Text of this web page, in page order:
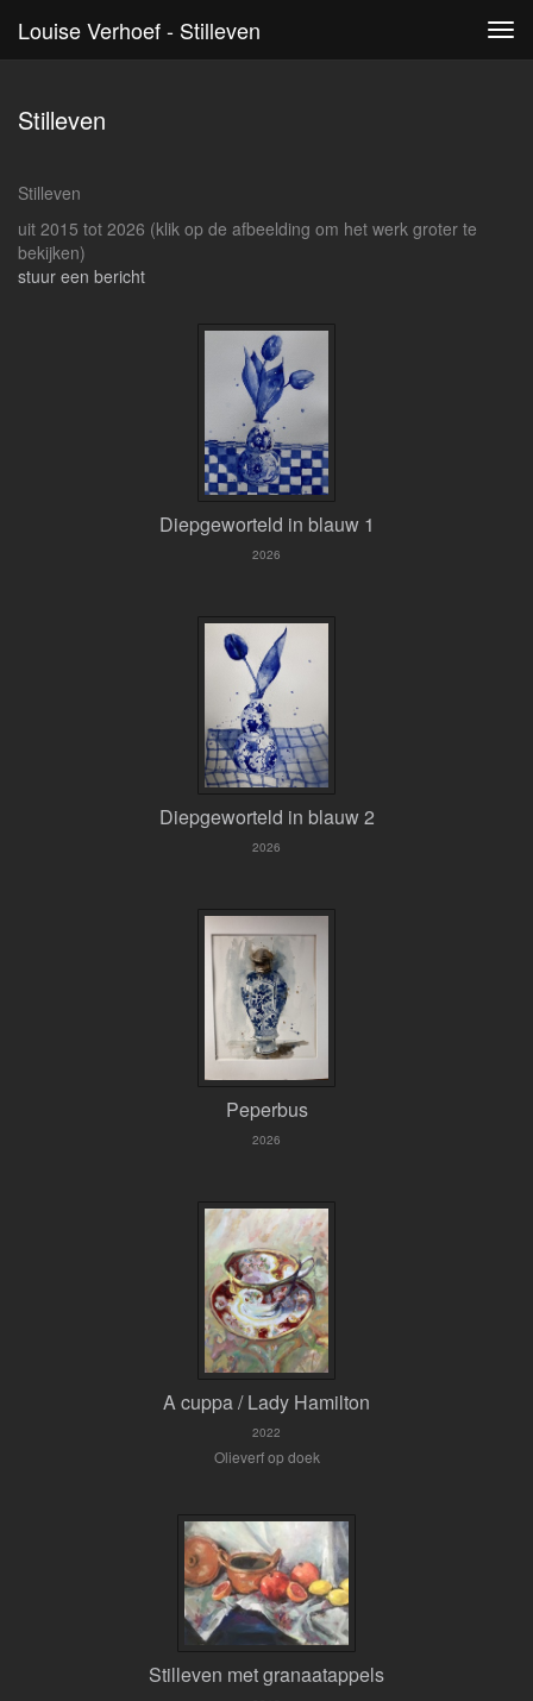
Louise Verhoef - Stilleven
Stilleven
Stilleven
uit 2015 tot 2026 (klik op de afbeelding om het werk groter te
bekijken)
stuur een bericht
Diepgeworteld in blauw 1
2026
Diepgeworteld in blauw 2
2026
Peperbus
2026
A cuppa / Lady Hamilton
2022
Olieverf op doek
Stilleven met granaatappels